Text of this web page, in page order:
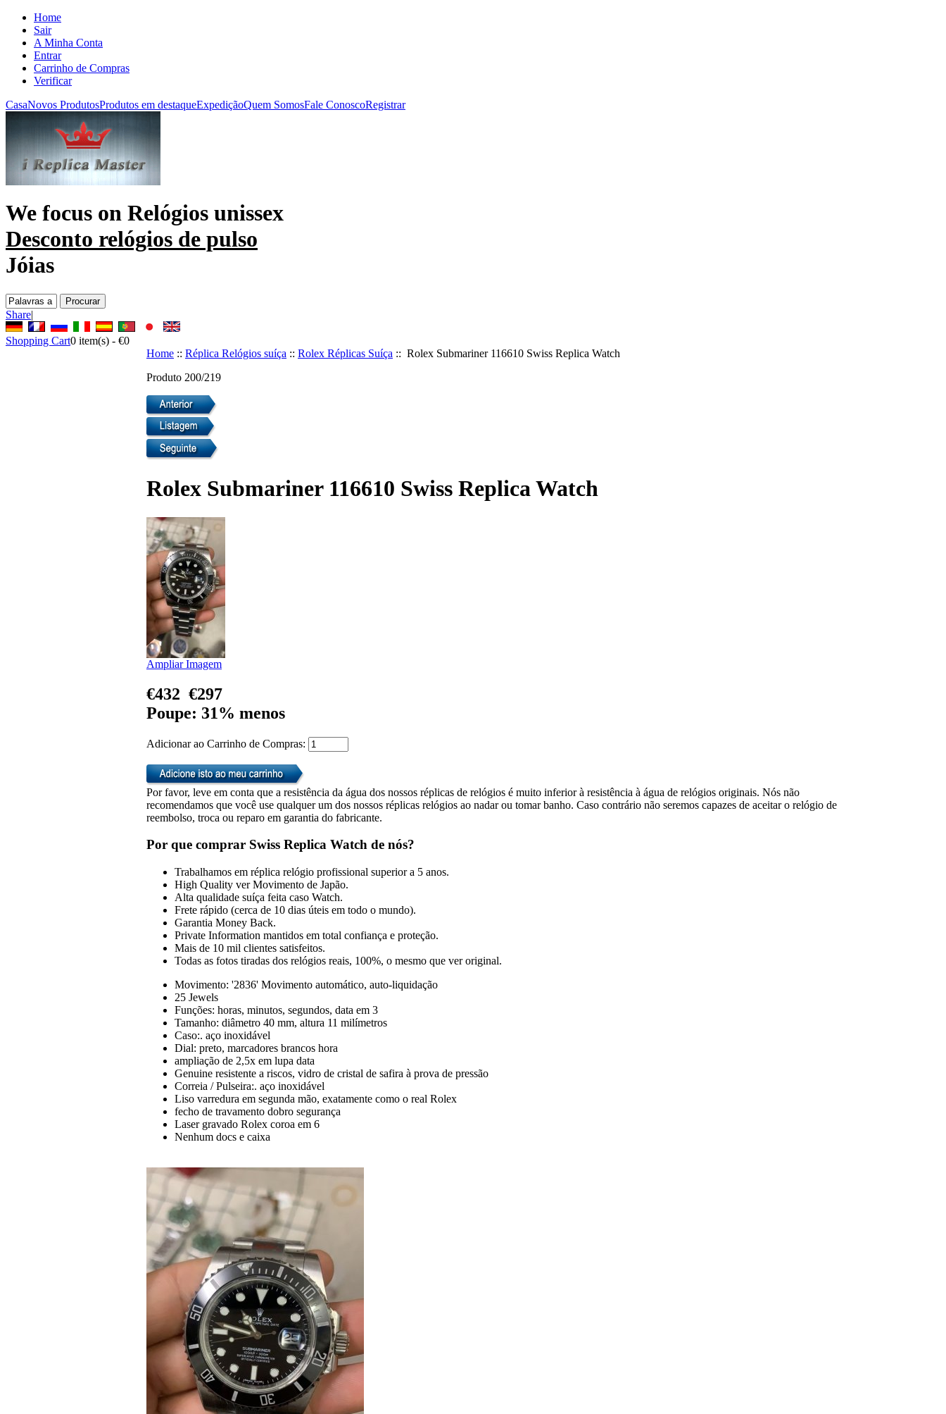
Home
Sair
A Minha Conta
Entrar
Carrinho de Compras
Verificar
CasaNovos ProdutosProdutos em destaqueExpediçãoQuem SomosFale ConoscoRegistrar
We focus on Relógios unissex
Desconto relógios de pulso
Jóias
Share|
Shopping Cart0 item(s) - €0
Home :: Réplica Relógios suíça :: Rolex Réplicas Suíça :: Rolex Submariner 116610 Swiss Replica Watch
Produto 200/219
Rolex Submariner 116610 Swiss Replica Watch
Ampliar Imagem
€432 €297
Poupe: 31% menos
Adicionar ao Carrinho de Compras:
Por favor, leve em conta que a resistência da água dos nossos réplicas de relógios é muito inferior à resistência à água de relógios originais. Nós não
recomendamos que você use qualquer um dos nossos réplicas relógios ao nadar ou tomar banho. Caso contrário não seremos capazes de aceitar o relógio de
reembolso, troca ou reparo em garantia do fabricante.
Por que comprar Swiss Replica Watch de nós?
Trabalhamos em réplica relógio profissional superior a 5 anos.
High Quality ver Movimento de Japão.
Alta qualidade suíça feita caso Watch.
Frete rápido (cerca de 10 dias úteis em todo o mundo).
Garantia Money Back.
Private Information mantidos em total confiança e proteção.
Mais de 10 mil clientes satisfeitos.
Todas as fotos tiradas dos relógios reais, 100%, o mesmo que ver original.
Movimento: '2836' Movimento automático, auto-liquidação
25 Jewels
Funções: horas, minutos, segundos, data em 3
Tamanho: diâmetro 40 mm, altura 11 milímetros
Caso:. aço inoxidável
Dial: preto, marcadores brancos hora
ampliação de 2,5x em lupa data
Genuine resistente a riscos, vidro de cristal de safira à prova de pressão
Correia / Pulseira:. aço inoxidável
Liso varredura em segunda mão, exatamente como o real Rolex
fecho de travamento dobro segurança
Laser gravado Rolex coroa em 6
Nenhum docs e caixa